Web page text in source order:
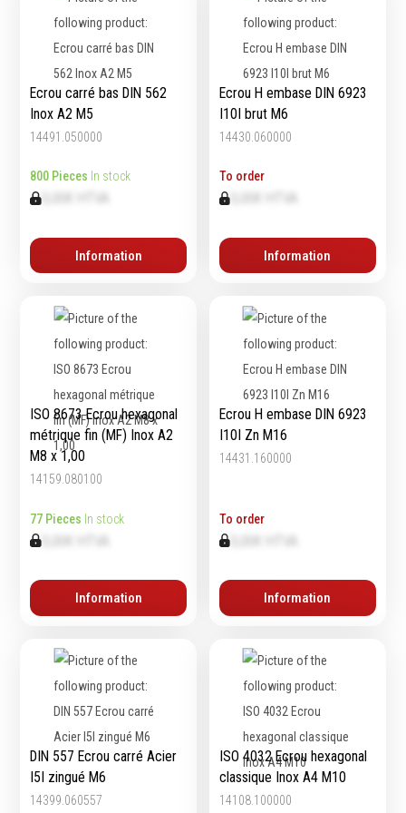
Épaissimètre
Outillage de
coupe
Forets
trépans
Fraises à queue
Fraises à carotter
Lames de scie
Filetage
Tournage et plaquettes
Emporte-pièces
Douilles
Abrasifs
Ponçage
Polissage
Nettoyage
Meulage
Brosses métalliques
Protection &
Sécurité
Protection de la tête
Protection des yeux
Protection respiratoire
Protection des mains
Kits antichutes
Vêtements de travail
Silicone
Colles
Frein filet
Protection
Marquage & Peintures
Isolants
Etanchéité
Ecrou carré bas DIN 562
Inox A2 M5
14491.050000
800 Pieces In stock
0,00€ HTVA
Information
Ecrou H embase DIN 6923
I10I brut M6
14430.060000
To order
Information
ISO 8673 Ecrou hexagonal
métrique fin (MF) Inox A2
M8 x 1,00
14159.080100
77 Pieces In stock
0,00€ HTVA
Information
Ecrou H embase DIN 6923
I10I Zn M16
14431.160000
To order
Information
DIN 557 Ecrou carré Acier
I5I zingué M6
14399.060557
ISO 4032 Ecrou hexagonal
classique Inox A4 M10
14108.100000